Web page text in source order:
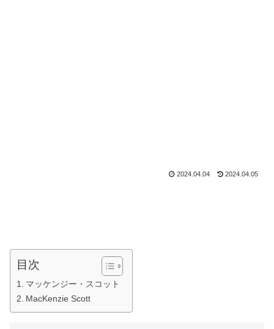
2024.04.04 2024.04.05
目次
マッケンジー・スコット
MacKenzie Scott